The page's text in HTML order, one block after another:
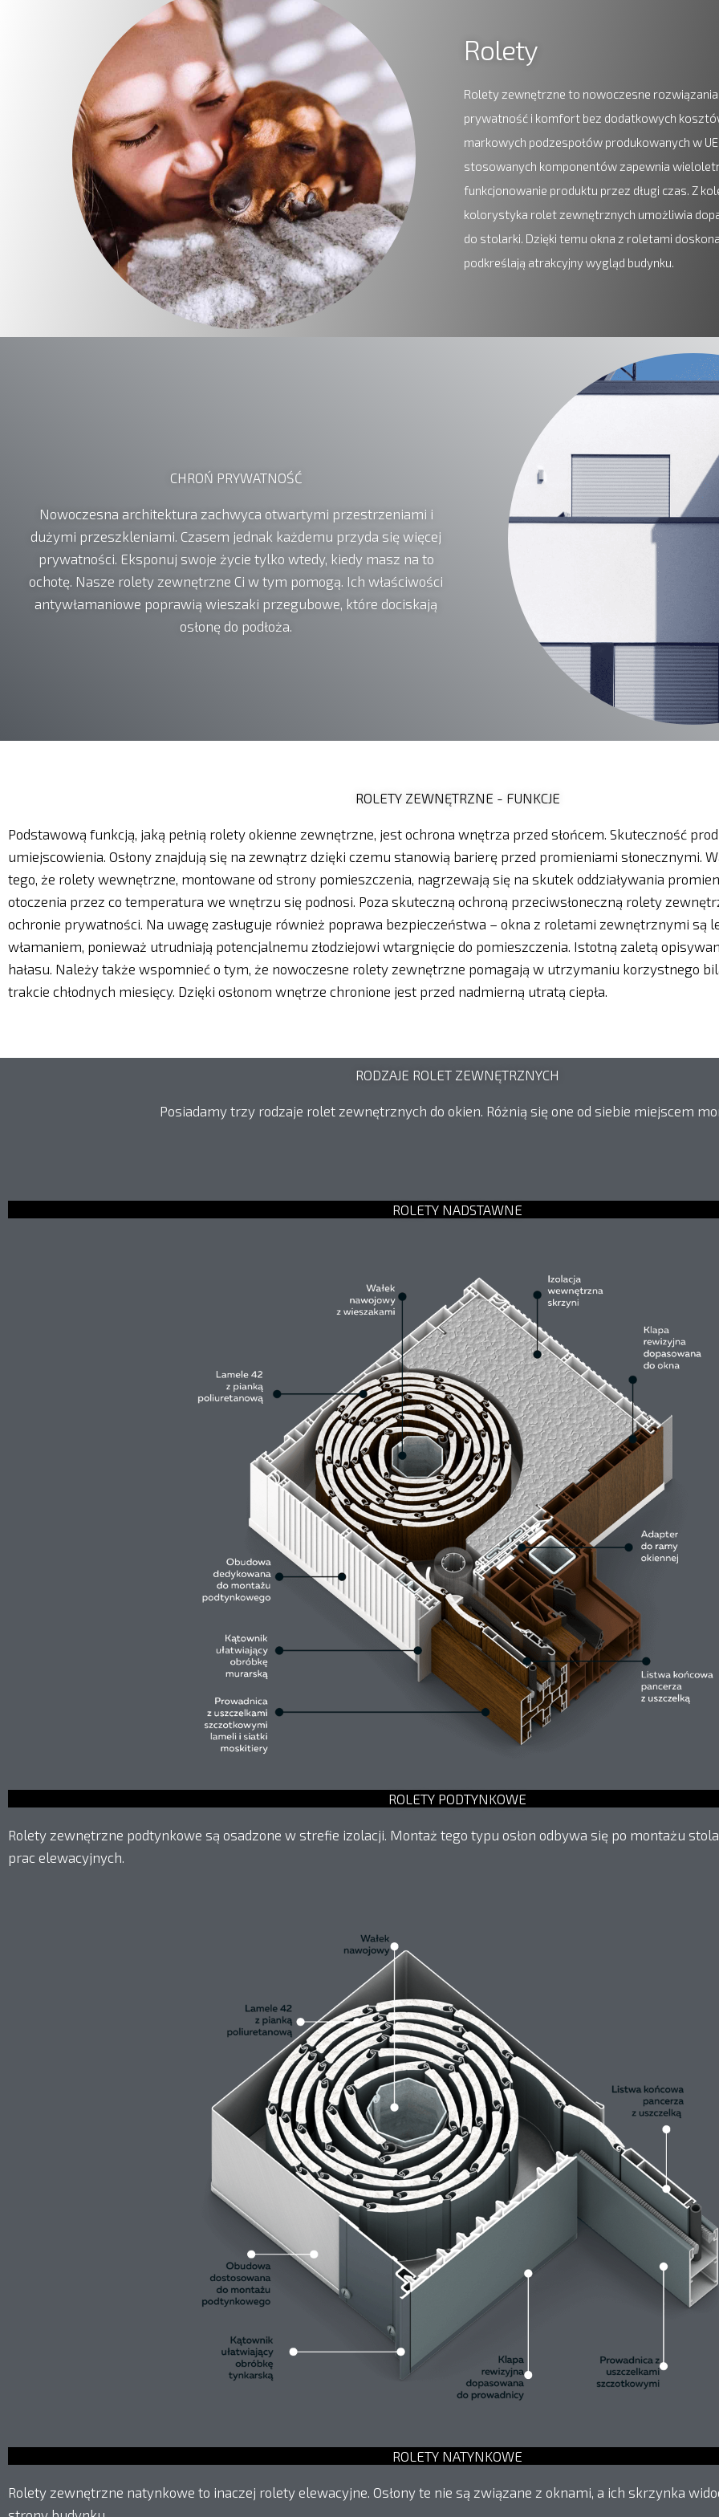
Rolety
Rolety zewnętrzne to nowoczesne rozwiązania
prywatność i komfort bez dodatkowych
markowych podzespołów produkowanych w
stosowanych komponentów zapewnia
funkcjonowanie produktu przez długi czas. Z
kolorystyka rolet zewnętrznych umożliwia
do stolarki. Dzięki temu okna z roletami
podkreślają atrakcyjny wygląd budynku.
CHROŃ PRYWATNOŚĆ
Nowoczesna architektura zachwyca otwartymi przestrzeniami i
dużymi przeszkleniami. Czasem jednak każdemu przyda się więcej
prywatności. Eksponuj swoje życie tylko wtedy, kiedy masz na to
ochotę. Nasze rolety zewnętrzne Ci w tym pomogą. Ich właściwości
antywłamaniowe poprawią wieszaki przegubowe, które dociskają
osłonę do podłoża.
ROLETY ZEWNĘTRZNE - FUNKCJE
Podstawową funkcją, jaką pełnią rolety okienne zewnętrzne, jest ochrona wnętrza przed słońcem. Skuteczność
umiejscowienia. Osłony znajdują się na zewnątrz dzięki czemu stanowią barierę przed promieniami słonecznymi.
tego, że rolety wewnętrzne, montowane od strony pomieszczenia, nagrzewają się na skutek oddziaływania promieni
otoczenia przez co temperatura we wnętrzu się podnosi. Poza skuteczną ochroną przeciwsłoneczną rolety
ochronie prywatności. Na uwagę zasługuje również poprawa bezpieczeństwa – okna z roletami zewnętrznymi są
włamaniem, ponieważ utrudniają potencjalnemu złodziejowi wtargnięcie do pomieszczenia. Istotną zaletą
hałasu. Należy także wspomnieć o tym, że nowoczesne rolety zewnętrzne pomagają w utrzymaniu korzystnego
trakcie chłodnych miesięcy. Dzięki osłonom wnętrze chronione jest przed nadmierną utratą ciepła.
RODZAJE ROLET ZEWNĘTRZNYCH
Posiadamy trzy rodzaje rolet zewnętrznych do okien. Różnią się one od siebie miejscem
ROLETY NADSTAWNE
ROLETY PODTYNKOWE
Rolety zewnętrzne podtynkowe są osadzone w strefie izolacji. Montaż tego typu osłon odbywa się po montażu
prac elewacyjnych.
ROLETY NATYNKOWE
Rolety zewnętrzne natynkowe to inaczej rolety elewacyjne. Osłony te nie są związane z oknami, a ich skrzynka